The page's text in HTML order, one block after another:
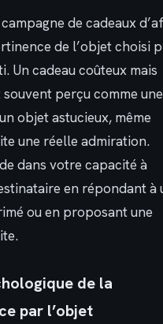
de cadeaux
de l’objet choisi
Un cadeau coûteux mais
perçu comme
objet astucieux, même
une réelle admiration.
dans votre capacité à
en répondant à
ou en proposant une
de la
par l’objet